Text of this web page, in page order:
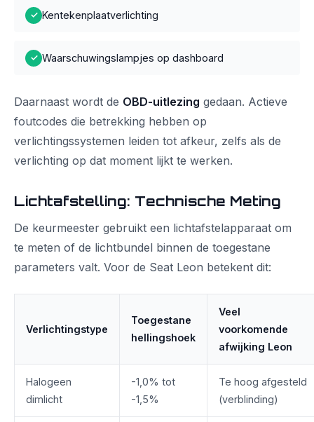
✓ Kentekenplaatverlichting
✓ Waarschuwingslampjes op dashboard
Daarnaast wordt de OBD-uitlezing gedaan. Actieve
foutcodes die betrekking hebben op
verlichtingssystemen leiden tot afkeur, zelfs als de
verlichting op dat moment lijkt te werken.
Lichtafstelling: Technische Meting
De keurmeester gebruikt een lichtafstelapparaat om
te meten of de lichtbundel binnen de toegestane
parameters valt. Voor de Seat Leon betekent dit:
Verlichtingstype
Toegestane
hellingshoek
Veel
voorkomende
afwijking Leon
Halogeen
dimlicht
-1,0% tot
-1,5%
Te hoog afgesteld
(verblinding)